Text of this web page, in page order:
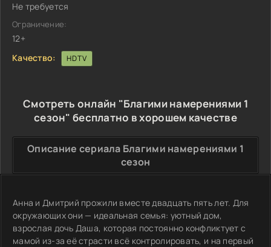
Не требуется
Ограничение:
12+
Качество:
HDTV
Смотреть онлайн "Благими намерениями 1
сезон" бесплатно в хорошем качестве
Описание сериала Благими намерениями 1
сезон
Анна и Дмитрий прожили вместе двадцать пять лет. Для
окружающих они — идеальная семья: уютный дом,
взрослая дочь Даша, которая постоянно конфликтует с
мамой из-за её страсти всё контролировать, и на первый